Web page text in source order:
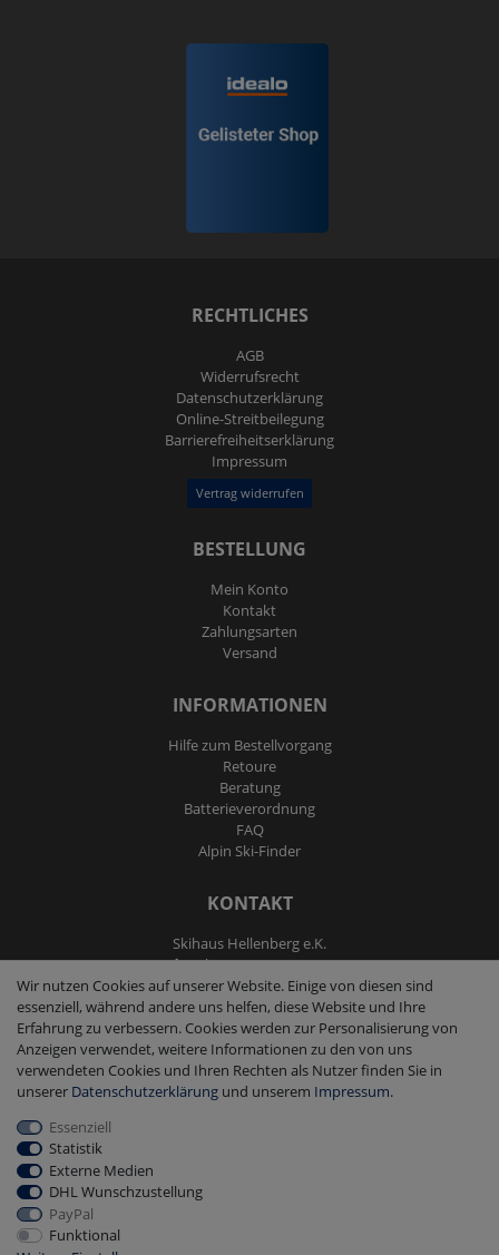
RECHTLICHES
AGB
Widerrufs­recht
Daten­schutz­erklärung
Online-Streitbeilegung
Barrierefreiheitserklärung
Impressum
Vertrag widerrufen
BESTELLUNG
Mein Konto
Kontakt
Zahlungsarten
Versand
INFORMATIONEN
Hilfe zum Bestellvorgang
Retoure
Beratung
Batterieverordnung
FAQ
Alpin Ski-Finder
KONTAKT
Skihaus Hellenberg e.K.
Tel: +4933855200795
Fax: +4933855200793
kontakt@ski-andmore.de
2026 Skihaus Hellenberg e.K.
*Alle Preise inkl. MwSt., zzgl. Versandkosten
Wir nutzen Cookies auf unserer Website. Einige von diesen sind
essenziell, während andere uns helfen, diese Website und Ihre
Erfahrung zu verbessern. Cookies werden zur Personalisierung von
Anzeigen verwendet, weitere Informationen zu den von uns
verwendeten Cookies und Ihren Rechten als Nutzer finden Sie in
unserer Daten­schutz­erklärung und unserem Impressum.
Essenziell
Statistik
Externe Medien
DHL Wunschzustellung
PayPal
Funktional